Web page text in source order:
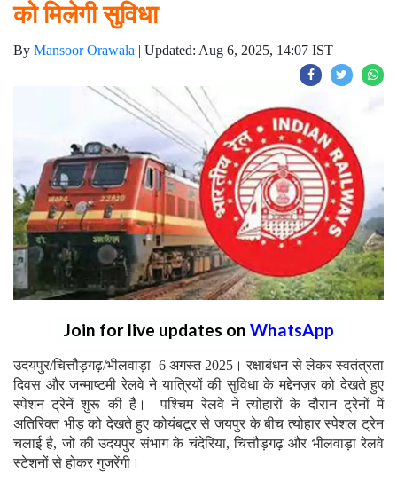
को मिलेगी सुविधा
By Mansoor Orawala | Updated: Aug 6, 2025, 14:07 IST
Join for live updates on WhatsApp
उदयपुर/चित्तौड़गढ़/भीलवाड़ा 6 अगस्त 2025। रक्षाबंधन से लेकर स्वतंत्रता
दिवस और जन्माष्टमी रेलवे ने यात्रियों की सुविधा के मद्देनज़र को देखते हुए
स्पेशन ट्रेनें शुरू की हैं। पश्चिम रेलवे ने त्योहारों के दौरान ट्रेनों में
अतिरिक्त भीड़ को देखते हुए कोयंबटूर से जयपुर के बीच त्योहार स्पेशल ट्रेन
चलाई है, जो की उदयपुर संभाग के चंदेरिया, चित्तौड़गढ़ और भीलवाड़ा रेलवे
स्टेशनों से होकर गुजरेंगी।